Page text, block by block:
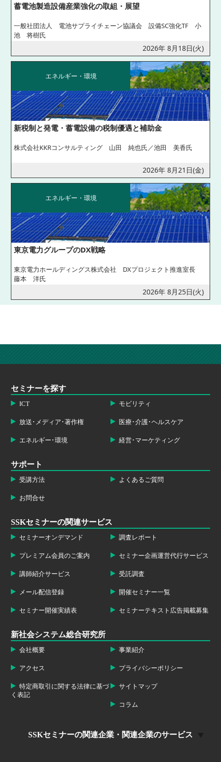
蓄電池製造設備産業強化の取組・展望
一般社団法人 電池サプライチェーン協議会 設備SC強化TF 小
池 将樹氏
2026年 8月18日(火)
エネルギー・環境
新税制と発電・蓄電設備の税制優遇と補助金
株式会社KKRコンサルティング 山田 純也氏／池田 美香氏
2026年 8月21日(金)
エネルギー・環境
東京電力グループのDX戦略
東京電力ホールディングス株式会社 DXプロジェクト推進室長
藤本 洋氏
2026年 8月25日(火)
セミナーを探す
ICT モビリティ
放送･メディア･著作権 医療･介護･ヘルスケア
エネルギー･環境 経営･マーケティング
サポート
受講方法 よくあるご質問
お問合せ
SSKセミナーの関連サービス
セミナーオンデマンド 調査レポート
プレミアム会員のご案内 セミナー企画運営代行サービス
講師紹介サービス 受託調査
メール配信登録 開催セミナー一覧
セミナー開催実績表 セミナーテキスト広告掲載募集
新社会システム総合研究所
会社概要 事業紹介
アクセス プライバシーポリシー
特定商取引に関する法律に基づ
く表記
サイトマップ
コラム
SSKセミナーの関連企業・関連企業のサービス